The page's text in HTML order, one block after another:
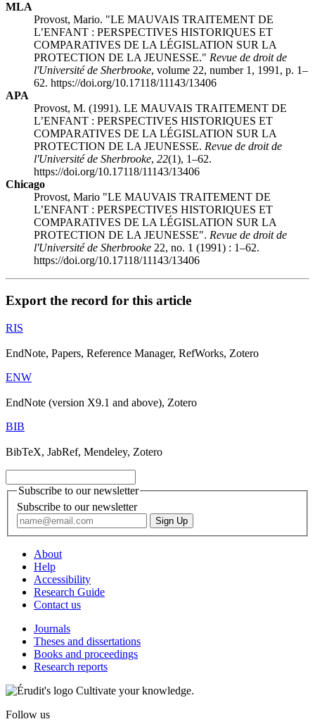
MLA
Provost, Mario. "LE MAUVAIS TRAITEMENT DE
L’ENFANT : PERSPECTIVES HISTORIQUES ET
COMPARATIVES DE LA LÉGISLATION SUR LA
PROTECTION DE LA JEUNESSE." Revue de droit de
l'Université de Sherbrooke, volume 22, number 1, 1991, p. 1–
62. https://doi.org/10.17118/11143/13406
APA
Provost, M. (1991). LE MAUVAIS TRAITEMENT DE
L’ENFANT : PERSPECTIVES HISTORIQUES ET
COMPARATIVES DE LA LÉGISLATION SUR LA
PROTECTION DE LA JEUNESSE. Revue de droit de
l'Université de Sherbrooke, 22(1), 1–62.
https://doi.org/10.17118/11143/13406
Chicago
Provost, Mario "LE MAUVAIS TRAITEMENT DE
L’ENFANT : PERSPECTIVES HISTORIQUES ET
COMPARATIVES DE LA LÉGISLATION SUR LA
PROTECTION DE LA JEUNESSE". Revue de droit de
l'Université de Sherbrooke 22, no. 1 (1991) : 1–62.
https://doi.org/10.17118/11143/13406
Export the record for this article
RIS
EndNote, Papers, Reference Manager, RefWorks, Zotero
ENW
EndNote (version X9.1 and above), Zotero
BIB
BibTeX, JabRef, Mendeley, Zotero
Subscribe to our newsletter
Subscribe to our newsletter
About
Help
Accessibility
Research Guide
Contact us
Journals
Theses and dissertations
Books and proceedings
Research reports
Cultivate your knowledge.
Follow us